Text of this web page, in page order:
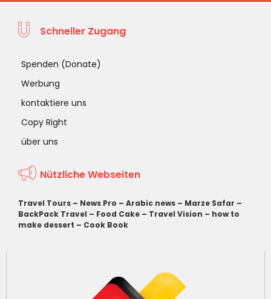
Schneller Zugang
Spenden (Donate)
Werbung
kontaktiere uns
Copy Right
über uns
Nützliche Webseiten
Travel Tours – News Pro – Arabic news – Marze Safar –
BackPack Travel – Food Cake – Travel Vision – how to
make dessert – Cook Book